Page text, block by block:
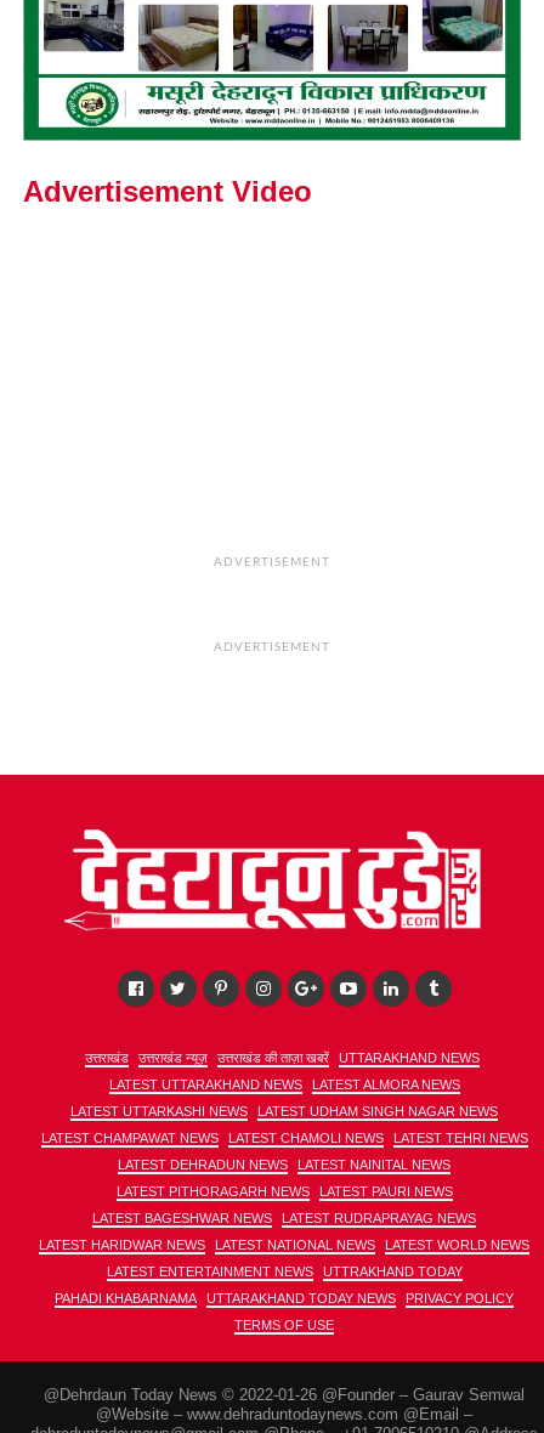
Advertisement Video
ADVERTISEMENT
ADVERTISEMENT
उत्तराखंड उत्तराखंड न्यूज़ उत्तराखंड की ताज़ा खबरें
UTTARAKHAND NEWS
LATEST UTTARAKHAND NEWS
LATEST ALMORA NEWS
LATEST UTTARKASHI NEWS
LATEST UDHAM SINGH NAGAR NEWS
LATEST CHAMPAWAT NEWS
LATEST CHAMOLI NEWS
LATEST TEHRI NEWS
LATEST DEHRADUN NEWS
LATEST NAINITAL NEWS
LATEST PITHORAGARH NEWS
LATEST PAURI NEWS
LATEST BAGESHWAR NEWS
LATEST RUDRAPRAYAG NEWS
LATEST HARIDWAR NEWS
LATEST NATIONAL NEWS
LATEST WORLD NEWS
LATEST ENTERTAINMENT NEWS
UTTRAKHAND TODAY
PAHADI KHABARNAMA
UTTARAKHAND TODAY NEWS
PRIVACY POLICY
TERMS OF USE
@Dehrdaun Today News © 2022-01-26 @Founder – Gaurav Semwal
@Website – www.dehraduntodaynews.com @Email –